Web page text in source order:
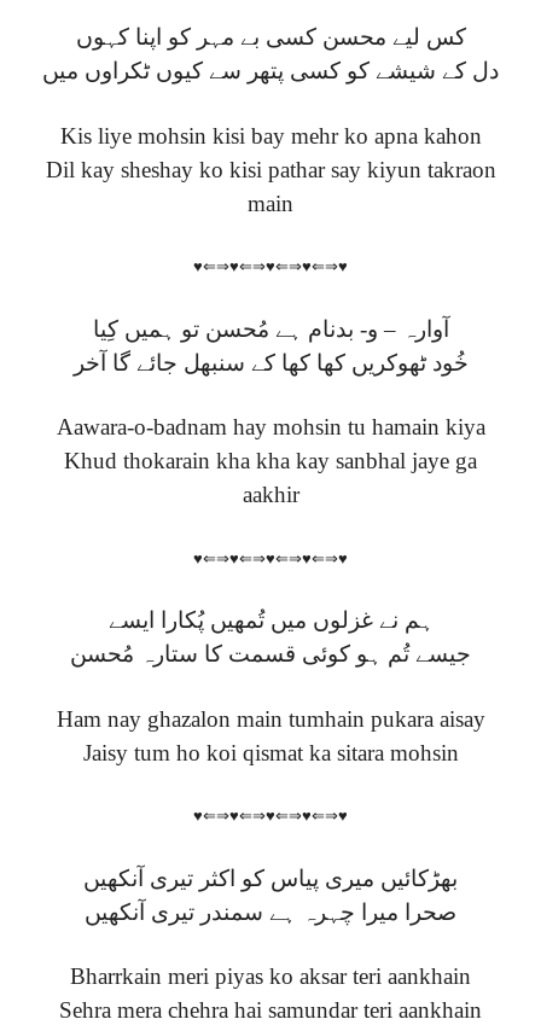
کس لیے محسن کسی بے مہر کو اپنا کہوں
دل کے شیشے کو کسی پتھر سے کیوں ٹکراوں میں
Kis liye mohsin kisi bay mehr ko apna kahon
Dil kay sheshay ko kisi pathar say kiyun takraon
main
♥⇐⇒♥⇐⇒♥⇐⇒♥⇐⇒♥
آوارہ – و- بدنام ہے مُحسن تو ہمیں کِیا
خُود ٹھوکریں کھا کھا کے سنبھل جائے گا آخر
Aawara-o-badnam hay mohsin tu hamain kiya
Khud thokarain kha kha kay sanbhal jaye ga
aakhir
♥⇐⇒♥⇐⇒♥⇐⇒♥⇐⇒♥
ہم نے غزلوں میں تُمھیں پُکارا ایسے
جیسے تُم ہو کوئی قسمت کا ستارہ مُحسن
Ham nay ghazalon main tumhain pukara aisay
Jaisy tum ho koi qismat ka sitara mohsin
♥⇐⇒♥⇐⇒♥⇐⇒♥⇐⇒♥
بھڑکائیں میری پیاس کو اکثر تیری آنکھیں
صحرا میرا چہرہ ہے سمندر تیری آنکھیں
Bharrkain meri piyas ko aksar teri aankhain
Sehra mera chehra hai samundar teri aankhain